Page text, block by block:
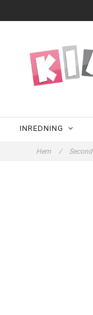
INREDNING
Hem /